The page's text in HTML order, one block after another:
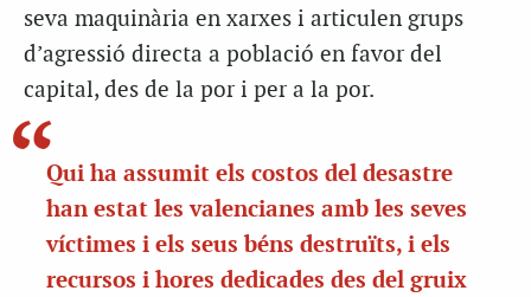
seva maquinària en xarxes i articulen grups
d’agressió directa a població en favor del
capital, des de la por i per a la por.
Qui ha assumit els costos del desastre
han estat les valencianes amb les seves
víctimes i els seus béns destruïts, i els
recursos i hores dedicades des del gruix